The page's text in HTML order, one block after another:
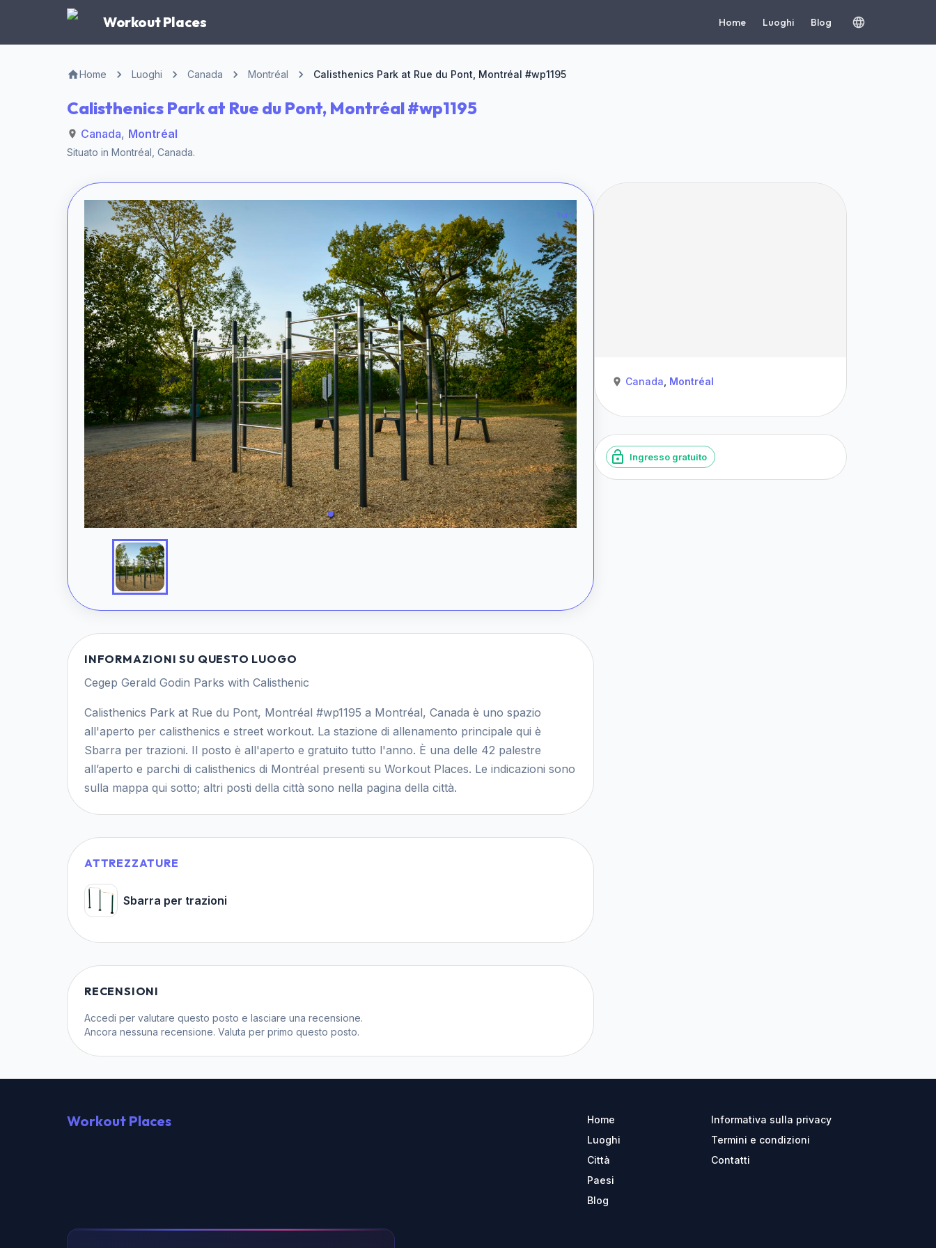
Workout Places Home Luoghi Blog
Home Luoghi Canada Montréal Calisthenics Park at Rue du Pont, Montréal #wp1195
Calisthenics Park at Rue du Pont, Montréal #wp1195
Canada, Montréal
Situato in Montréal Canada.
1 of 1
INFORMAZIONI SU QUESTO LUOGO
Cegep Gerald Godin Parks with Calisthenic
Calisthenics Park at Rue du Pont, Montréal #wp1195 a Montréal, Canada è uno spazio
all'aperto per calisthenics e street workout. La stazione di allenamento principale qui è
Sbarra per trazioni. Il posto è all'aperto e gratuito tutto l'anno. È una delle 42 palestre
all’aperto e parchi di calisthenics di Montréal presenti su Workout Places. Le indicazioni sono
sulla mappa qui sotto; altri posti della città sono nella pagina della città.
ATTREZZATURE
Sbarra per trazioni
RECENSIONI
Accedi per valutare questo posto e lasciare una recensione.
Ancora nessuna recensione. Valuta per primo questo posto.
Canada Montréal
Ingresso gratuito
Workout Places
Home
Luoghi
Città
Paesi
Blog
Informativa sulla privacy
Termini e condizioni
Contatti